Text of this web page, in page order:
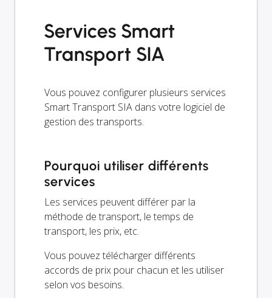
Services Smart
Transport SIA
Vous pouvez configurer plusieurs services
Smart Transport SIA dans votre logiciel de
gestion des transports.
Pourquoi utiliser différents
services
Les services peuvent différer par la
méthode de transport, le temps de
transport, les prix, etc.
Vous pouvez télécharger différents
accords de prix pour chacun et les utiliser
selon vos besoins.